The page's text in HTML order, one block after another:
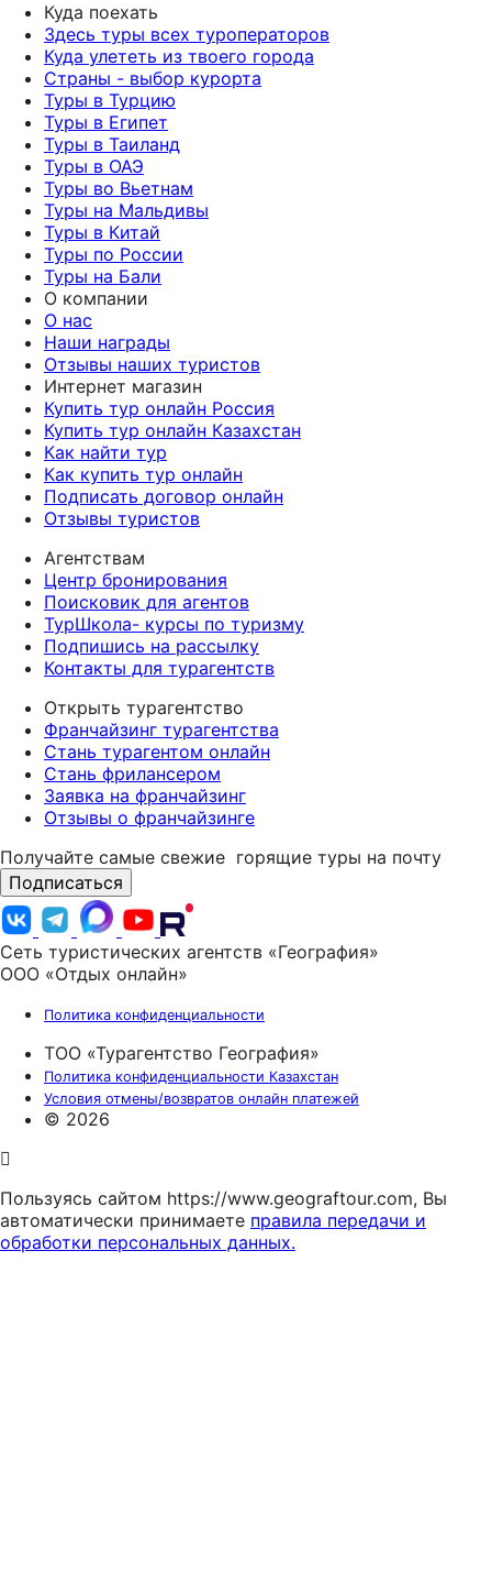
Куда поехать
Здесь туры всех туроператоров
Куда улететь из твоего города
Страны - выбор курорта
Туры в Турцию
Туры в Египет
Туры в Таиланд
Туры в ОАЭ
Туры во Вьетнам
Туры на Мальдивы
Туры в Китай
Туры по России
Туры на Бали
О компании
О нас
Наши награды
Отзывы наших туристов
Интернет магазин
Купить тур онлайн Россия
Купить тур онлайн Казахстан
Как найти тур
Как купить тур онлайн
Подписать договор онлайн
Отзывы туристов
Агентствам
Центр бронирования
Поисковик для агентов
ТурШкола- курсы по туризму
Подпишись на рассылку
Контакты для турагентств
Открыть турагентство
Франчайзинг турагентства
Стань турагентом онлайн
Стань фрилансером
Заявка на франчайзинг
Отзывы о франчайзинге
Получайте самые свежие горящие туры на почту
Подписаться
Сеть туристических агентств «География»
ООО «Отдых онлайн»
Политика конфиденциальности
ТОО «Турагентство География»
Политика конфиденциальности Казахстан
Условия отмены/возвратов онлайн платежей
© 2026
Пользуясь сайтом https://www.geograftour.com, Вы
автоматически принимаете правила передачи и
обработки персональных данных.